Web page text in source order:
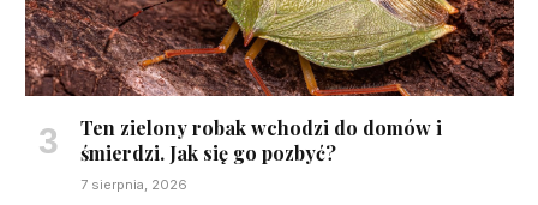
Ten zielony robak wchodzi do domów i
śmierdzi. Jak się go pozbyć?
7 sierpnia, 2026